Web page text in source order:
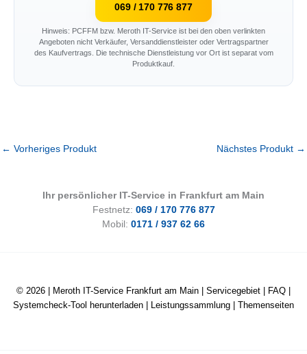
069 / 170 776 877
Hinweis: PCFFM bzw. Meroth IT-Service ist bei den oben verlinkten
Angeboten nicht Verkäufer, Versanddienstleister oder Vertragspartner
des Kaufvertrags. Die technische Dienstleistung vor Ort ist separat vom
Produktkauf.
← Vorheriges Produkt Nächstes Produkt →
Ihr persönlicher IT-Service in Frankfurt am Main
Festnetz: 069 / 170 776 877
Mobil: 0171 / 937 62 66
© 2026 | Meroth IT-Service Frankfurt am Main Servicegebiet FAQ
Systemcheck-Tool herunterladen
Leistungssammlung Themenseiten